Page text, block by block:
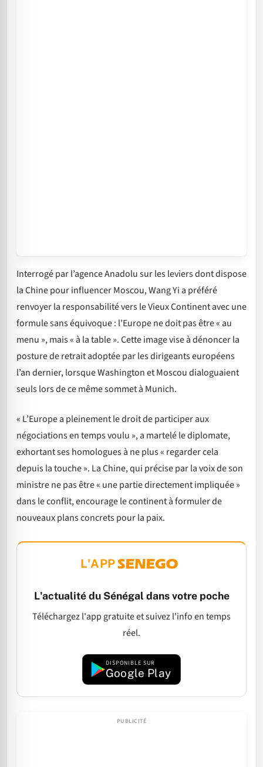
Interrogé par l’agence Anadolu sur les leviers dont dispose
la Chine pour influencer Moscou, Wang Yi a préféré
renvoyer la responsabilité vers le Vieux Continent avec une
formule sans équivoque : l’Europe ne doit pas être « au
menu », mais « à la table ». Cette image vise à dénoncer la
posture de retrait adoptée par les dirigeants européens
l’an dernier, lorsque Washington et Moscou dialoguaient
seuls lors de ce même sommet à Munich.
« L’Europe a pleinement le droit de participer aux
négociations en temps voulu », a martelé le diplomate,
exhortant ses homologues à ne plus « regarder cela
depuis la touche ». La Chine, qui précise par la voix de son
ministre ne pas être « une partie directement impliquée »
dans le conflit, encourage le continent à formuler de
nouveaux plans concrets pour la paix.
L'APP
L'actualité du Sénégal dans votre poche
Téléchargez l'app gratuite et suivez l'info en temps
réel.
DISPONIBLE SUR
Google Play